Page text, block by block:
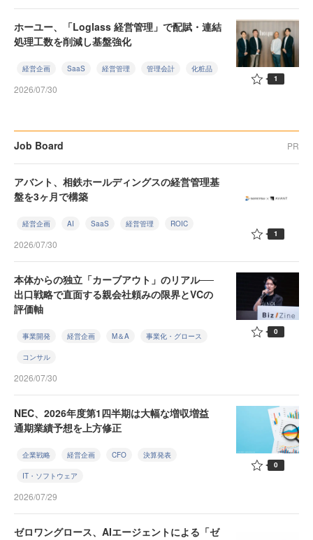
ホーユー、「Loglass 経営管理」で配賦・連結
処理工数を削減し基盤強化
経営企画 SaaS 経営管理 管理会計 化粧品
2026/07/30
1
Job Board PR
アバント、相鉄ホールディングスの経営管理基
盤を3ヶ月で構築
経営企画 AI SaaS 経営管理 ROIC
2026/07/30
1
本体からの独立「カーブアウト」のリアル──
出口戦略で直面する親会社頼みの限界とVCの
評価軸
事業開発 経営企画 M＆A 事業化・グロース
コンサル
2026/07/30
0
NEC、2026年度第1四半期は大幅な増収増益
通期業績予想を上方修正
企業戦略 経営企画 CFO 決算発表
IT・ソフトウェア
2026/07/29
0
ゼロワングロース、AIエージェントによる「ゼ